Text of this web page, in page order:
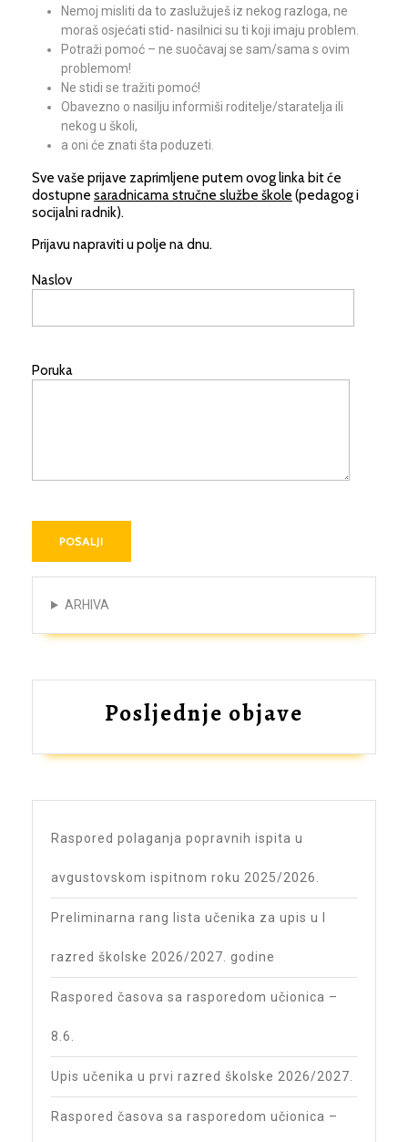
Nemoj misliti da to zaslužuješ iz nekog razloga, ne
moraš osjećati stid- nasilnici su ti koji imaju problem.
Potraži pomoć – ne suočavaj se sam/sama s ovim
problemom!
Ne stidi se tražiti pomoć!
Obavezno o nasilju informiši roditelje/staratelja ili
nekog u školi,
a oni će znati šta poduzeti.
Sve vaše prijave zaprimljene putem ovog linka bit će
dostupne saradnicama stručne službe škole (pedagog i
socijalni radnik).
Prijavu napraviti u polje na dnu.
Naslov
Poruka
ARHIVA
Posljednje objave
Raspored polaganja popravnih ispita u
avgustovskom ispitnom roku 2025/2026.
Preliminarna rang lista učenika za upis u I
razred školske 2026/2027. godine
Raspored časova sa rasporedom učionica –
8.6.
Upis učenika u prvi razred školske 2026/2027.
Raspored časova sa rasporedom učionica –